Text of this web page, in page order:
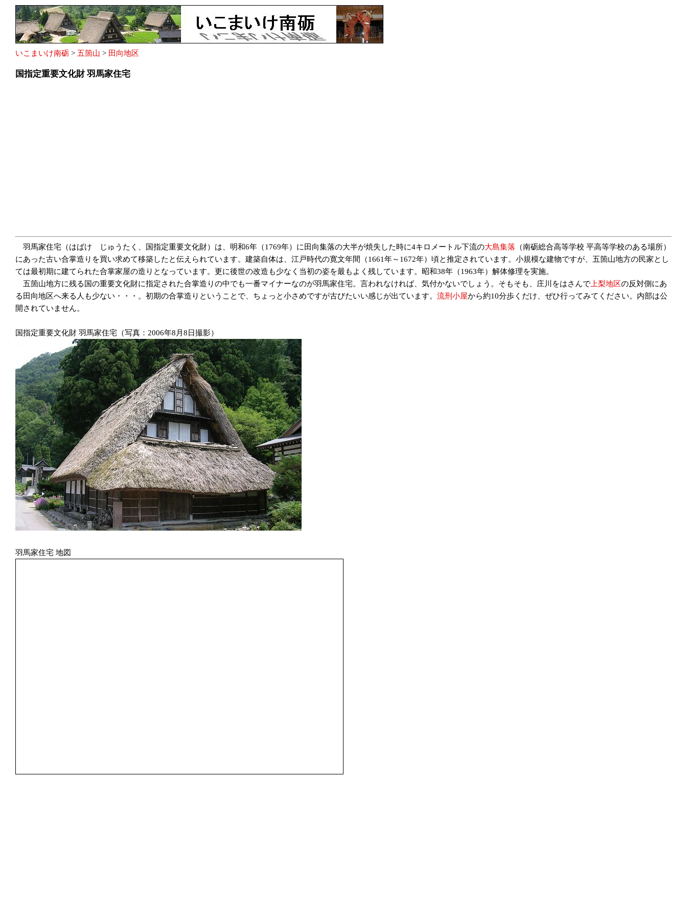
いこまいけ南砺 > 五箇山 > 田向地区
国指定重要文化財 羽馬家住宅
羽馬家住宅（はばけ じゅうたく、国指定重要文化財）は、明和6年（1769年）に田向集落の大半が焼失した時に4キロメートル下流の大島集落 （南砺総合高等学校 平高等学校のある場所）
にあった古い合掌造りを買い求めて移築したと伝えられています。建築自体は、江戸時代の寛文年間（1661年～1672年）頃と推定されています。小規模な建物ですが、五箇山地方の民家とし
ては最初期に建てられた合掌家屋の造りとなっています。更に後世の改造も少なく当初の姿を最もよく残しています。昭和38年（1963年）解体修理を実施。
五箇山地方に残る国の重要文化財に指定された合掌造りの中でも一番マイナーなのが羽馬家住宅。言われなければ、気付かないでしょう。そもそも、庄川をはさんで 上梨地区の反対側にあ
る田向地区へ来る人も少ない・・・。初期の合掌造りということで、ちょっと小さめですが古びたいい感じが出ています。 流刑小屋から約10分歩くだけ、ぜひ行ってみてください。内部は公
開されていません。
国指定重要文化財 羽馬家住宅（写真：2006年8月8日撮影）
羽馬家住宅 地図